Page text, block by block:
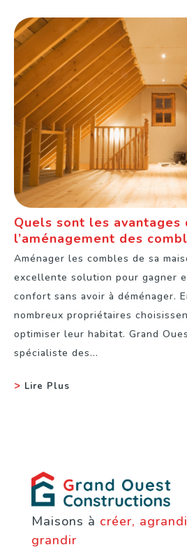
Quels sont les avantages
l’aménagement des
Aménager les combles de sa
excellente solution pour gagner
confort sans avoir à déménager.
nombreux propriétaires
optimiser leur habitat. Grand
spécialiste des...
Lire Plus
Maisons à créer,
grandir